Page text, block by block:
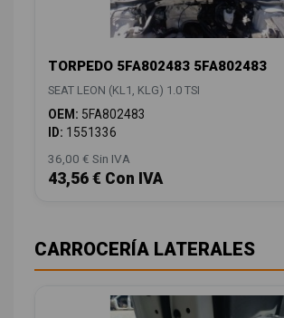
TORPEDO 5FA802483 5FA802483
SEAT LEON (KL1, KLG) 1.0 TSI
OEM: 5FA802483
ID: 1551336
36,00 € Sin IVA
43,56 € Con IVA
CARROCERÍA LATERALES